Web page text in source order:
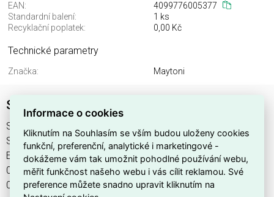
EAN:
4099776005377
Standardní balení:
1 ks
Recyklační poplatek:
0,00 Kč
Technické parametry
Značka: Maytoni
Svítidlo MOD044PL-06MG
Svítidlo MOD044PL-06MG najdete v kategoriích Svítidla,
Svítidla, světelné zdroje a LED osvětlení, výrobce Maytoni,
EAN 4099776005377, kód dodavatele . Svítidlo MOD044PL-
06MG nabízíme od 1 ks. Kód EMAS Svítidlo MOD044PL-
06MG je ELSVOS1786807.
Informace o cookies
Kliknutím na Souhlasím se vším budou uloženy cookies
funkční, preferenční, analytické i marketingové -
dokážeme vám tak umožnit pohodlné používání webu,
měřit funkčnost našeho webu i vás cílit reklamou. Své
preference můžete snadno upravit kliknutím na